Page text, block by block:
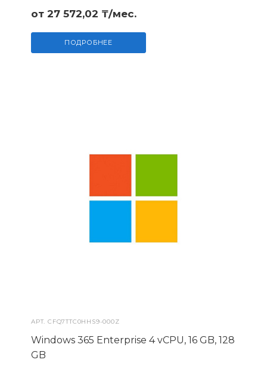
от 27 572,02 ₸/мес.
ПОДРОБНЕЕ
АРТ.CFQ7TTC0HHS9-000Z
Windows 365 Enterprise 4 vCPU, 16 GB, 128
GB